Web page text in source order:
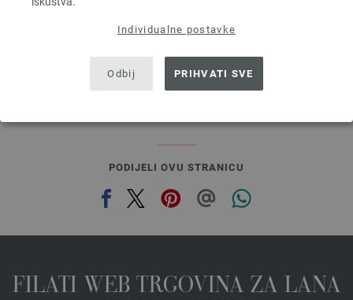
Individualne postavke
Odbij PRIHVATI SVE
3,42 $
next
PODIJELI OVU STRANICU
FILATI WEB TRGOVINA ZA LANA